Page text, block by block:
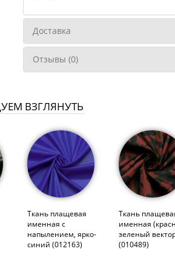
Доставка
Отзывы (0)
ВЗГЛЯНУТЬ
Ткань плащевая
именная с
напылением, ярко-
синий (012163)
Ткань
именная
зеленый
(010489)